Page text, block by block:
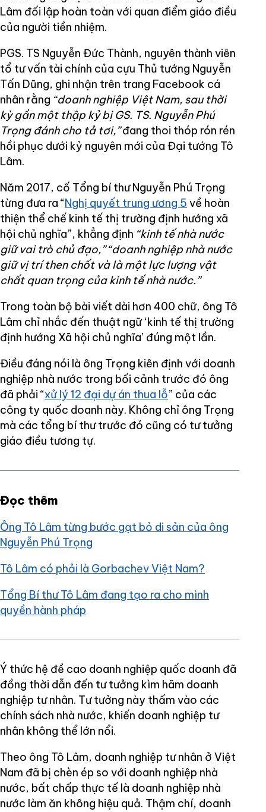
Lâm đối lập hoàn toàn với quan điểm giáo điều
của người tiền nhiệm.
PGS. TS Nguyễn Đức Thành, nguyên thành viên
tổ tư vấn tài chính của cựu Thủ tướng Nguyễn
Tấn Dũng, ghi nhận trên trang Facebook cá
nhân rằng “doanh nghiệp Việt Nam, sau thời
kỳ gần một thập kỷ bị GS. TS. Nguyễn Phú
Trọng đánh cho tả tơi,”đang thoi thóp rón rén
hồi phục dưới kỷ nguyên mới của Đại tướng Tô
Lâm.
Năm 2017, cố Tổng bí thư Nguyễn Phú Trọng
từng đưa ra “Nghị quyết trung ương 5 về hoàn
thiện thể chế kinh tế thị trường định hướng xã
hội chủ nghĩa”, khẳng định “kinh tế nhà nước
giữ vai trò chủ đạo,” “doanh nghiệp nhà nước
giữ vị trí then chốt và là một lực lượng vật
chất quan trọng của kinh tế nhà nước.”
Trong toàn bộ bài viết dài hơn 400 chữ, ông Tô
Lâm chỉ nhắc đến thuật ngữ ‘kinh tế thị trường
định hướng Xã hội chủ nghĩa’ đúng một lần.
Điều đáng nói là ông Trọng kiên định với doanh
nghiệp nhà nước trong bối cảnh trước đó ông
đã phải “xử lý 12 đại dự án thua lỗ” của các
công ty quốc doanh này. Không chỉ ông Trọng
mà các tổng bí thư trước đó cũng có tư tưởng
giáo điều tương tự.
Đọc thêm
Ông Tô Lâm từng bước gạt bỏ di sản của ông
Nguyễn Phú Trọng
Tô Lâm có phải là Gorbachev Việt Nam?
Tổng Bí thư Tô Lâm đang tạo ra cho mình
quyền hành pháp
Ý thức hệ đề cao doanh nghiệp quốc doanh đã
đồng thời dẫn đến tư tưởng kìm hãm doanh
nghiệp tư nhân. Tư tưởng này thấm vào các
chính sách nhà nước, khiến doanh nghiệp tư
nhân không thể lớn nổi.
Theo ông Tô Lâm, doanh nghiệp tư nhân ở Việt
Nam đã bị chèn ép so với doanh nghiệp nhà
nước, bất chấp thực tế là doanh nghiệp nhà
nước làm ăn không hiệu quả. Thậm chí, doanh